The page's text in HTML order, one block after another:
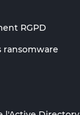
RGPD
ransomware